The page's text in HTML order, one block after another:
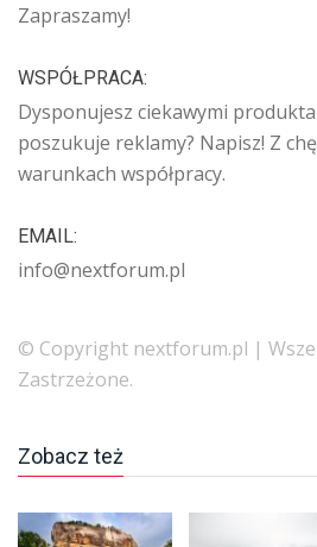
Zapraszamy!
WSPÓŁPRACA:
Dysponujesz ciekawymi
poszukuje reklamy? Napisz! Z
warunkach współpracy.
EMAIL:
info@nextforum.pl
© Copyright nextforum.pl |
Zastrzeżone.
Zobacz też